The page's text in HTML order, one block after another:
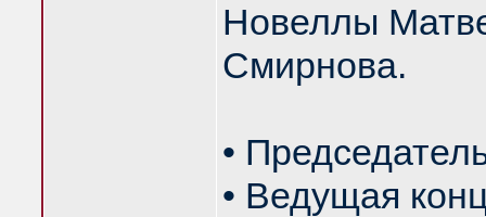
Новеллы
Смирнова.
•
• Ведущая